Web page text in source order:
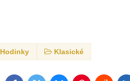
Hodinky Klasické